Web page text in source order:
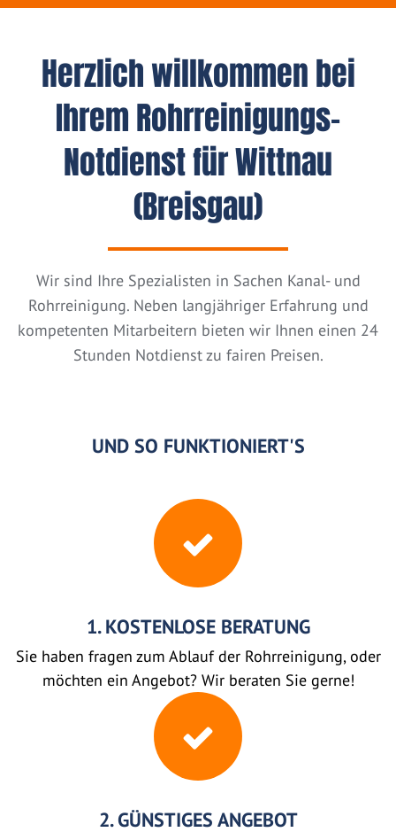
Herzlich willkommen bei
Ihrem Rohrreinigungs-
Notdienst für Wittnau
(Breisgau)
Wir sind Ihre Spezialisten in Sachen Kanal- und
Rohrreinigung. Neben langjähriger Erfahrung und
kompetenten Mitarbeitern bieten wir Ihnen einen 24
Stunden Notdienst zu fairen Preisen.
UND SO FUNKTIONIERT'S
1. KOSTENLOSE BERATUNG
Sie haben fragen zum Ablauf der Rohrreinigung, oder
möchten ein Angebot? Wir beraten Sie gerne!
2. GÜNSTIGES ANGEBOT